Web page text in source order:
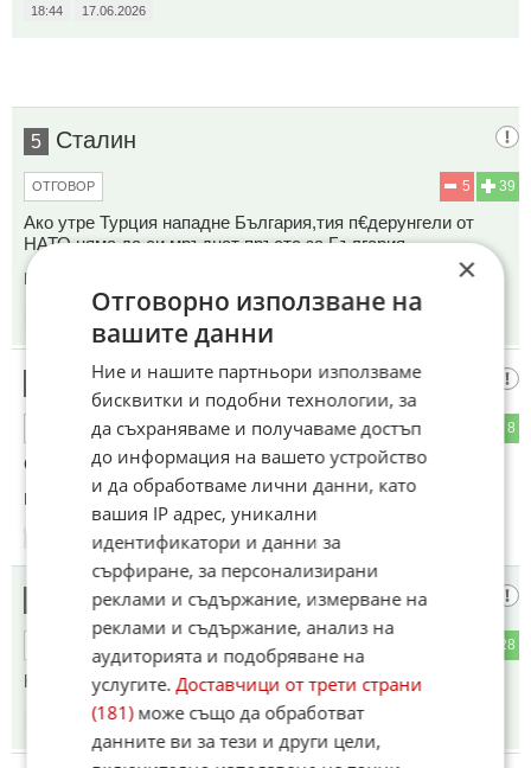
18:44 17.06.2026
5 Сталин
39
5
ОТГОВОР
Ако утре Турция нападне България,тия п€дерунгели от
НАТО няма да си мръднат пръста за България
Коментиран от
НАТО сайз милитъри
8
ОТГОВОР
Смърт на пРосия!
Коментиран от #12
17.06.2026
Анти политик
28
НАТО са колективно сами!
17.06.2026
×
Отговорно използване на
вашите данни
Ние и нашите партньори използваме
бисквитки и подобни технологии, за
да съхраняваме и получаваме достъп
до информация на вашето устройство
и да обработваме лични данни, като
вашия IP адрес, уникални
идентификатори и данни за
сърфиране, за персонализирани
реклами и съдържание, измерване на
реклами и съдържание, анализ на
аудиторията и подобряване на
услугите.Доставчици от трети страни
(181)може също да обработват
данните ви за тези и други цели,